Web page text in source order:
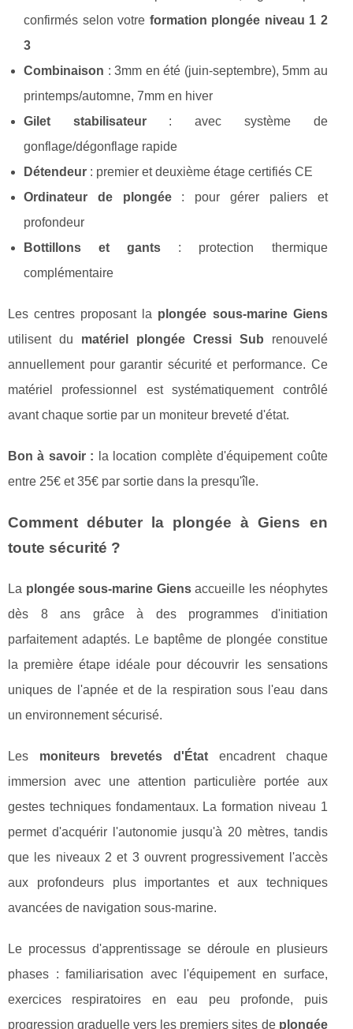
confirmés selon votre formation plongée niveau 1 2
3
Combinaison : 3mm en été (juin-septembre), 5mm au
printemps/automne, 7mm en hiver
Gilet stabilisateur: avec système de
gonflage/dégonflage rapide
Détendeur : premier et deuxième étage certifiés CE
Ordinateur de plongée: pour gérer paliers et
profondeur
Bottillons et gants : protection thermique
complémentaire
Les centres proposant la plongée sous-marine Giens
utilisent du matériel plongée Cressi Sub renouvelé
annuellement pour garantir sécurité et performance. Ce
matériel professionnel est systématiquement contrôlé
avant chaque sortie par un moniteur breveté d'état.
Bon à savoir : la location complète d'équipement coûte
entre 25€ et 35€ par sortie dans la presqu'île.
Comment débuter la plongée à Giens en
toute sécurité ?
La plongée sous-marine Giensaccueille les néophytes
dès 8 ans grâce à des programmes d'initiation
parfaitement adaptés. Le baptême de plongée constitue
la première étape idéale pour découvrir les sensations
uniques de l'apnée et de la respiration sous l'eau dans
un environnement sécurisé.
Les moniteurs brevetés d'État encadrent chaque
immersion avec une attention particulière portée aux
gestes techniques fondamentaux. La formation niveau 1
permet d'acquérir l'autonomie jusqu'à 20 mètres, tandis
que les niveaux 2 et 3 ouvrent progressivement l'accès
aux profondeurs plus importantes et aux techniques
avancées de navigation sous-marine.
Le processus d'apprentissage se déroule en plusieurs
phases : familiarisation avec l'équipement en surface,
exercices respiratoires en eau peu profonde, puis
progression graduelle vers les premiers sites de plongée